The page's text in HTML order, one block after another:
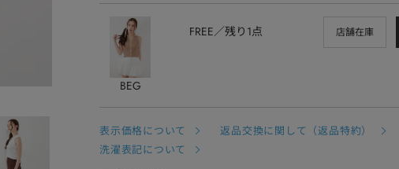
BEG
FREE 残り1点 店舗在庫
表示価格について 返品交換に関して（返品特約）
洗濯表記について